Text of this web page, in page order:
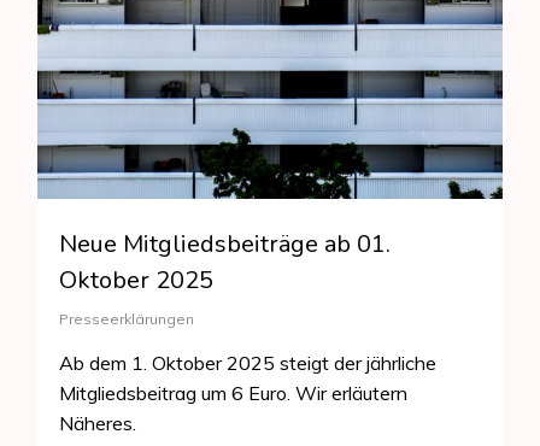
Neue Mitgliedsbeiträge ab 01.
Oktober 2025
Presseerklärungen
Ab dem 1. Oktober 2025 steigt der jährliche
Mitgliedsbeitrag um 6 Euro. Wir erläutern
Näheres.